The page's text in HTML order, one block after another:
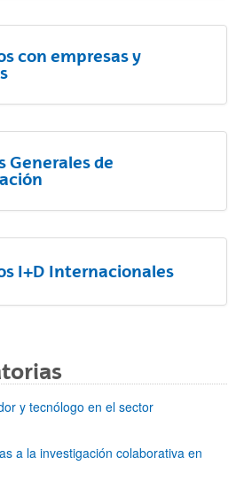
con empresas y
Generales de
I+D Internacionales
y tecnólogo en el sector
a la investigación colaborativa en